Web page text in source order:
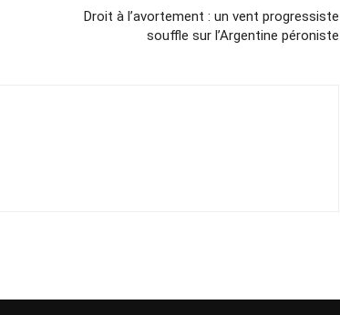
Droit à l’avortement : un vent progressiste
souffle sur l’Argentine péroniste